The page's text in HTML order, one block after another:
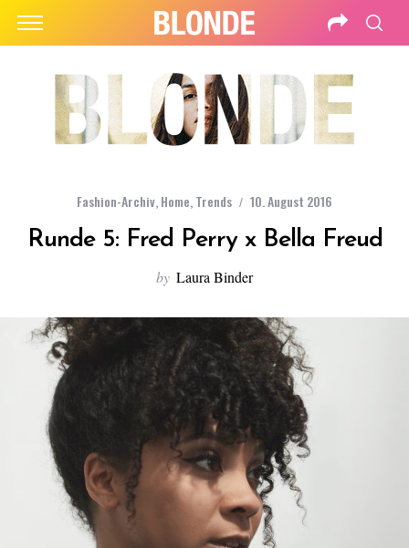
Fashion-Archiv,Home,Trends 10. August 2016
Runde 5: Fred Perry x Bella Freud
by Laura Binder